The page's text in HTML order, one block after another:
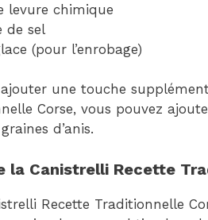
levure chimique
de sel
(pour l’enrobage)
une touche
Corse, vous pouvez
d’anis.
la Canistrelli Recette
Recette Traditionnelle